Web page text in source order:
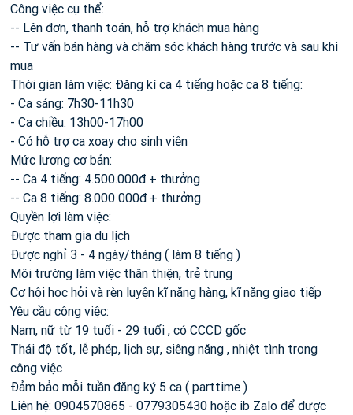
Công việc cụ thể:
-- Lên đơn, thanh toán, hỗ trợ khách mua hàng
-- Tư vấn bán hàng và chăm sóc khách hàng trước và sau khi
mua
Thời gian làm việc: Đăng kí ca 4 tiếng hoặc ca 8 tiếng:
- Ca sáng: 7h30-11h30
- Ca chiều: 13h00-17h00
- Có hỗ trợ ca xoay cho sinh viên
Mức lương cơ bản:
-- Ca 4 tiếng: 4.500.000đ + thưởng
-- Ca 8 tiếng: 8.000 000đ + thưởng
Quyền lợi làm việc:
Được tham gia du lịch
Được nghỉ 3 - 4 ngày/tháng ( làm 8 tiếng )
Môi trường làm việc thân thiện, trẻ trung
Cơ hội học hỏi và rèn luyện kĩ năng hàng, kĩ năng giao tiếp
Yêu cầu công việc:
Nam, nữ từ 19 tuổi - 29 tuổi , có CCCD gốc
Thái độ tốt, lễ phép, lịch sự, siêng năng , nhiệt tình trong
công việc
Đảm bảo mỗi tuần đăng ký 5 ca ( parttime )
Liên hệ: 0904570865 - 0779305430 hoặc ib Zalo để được